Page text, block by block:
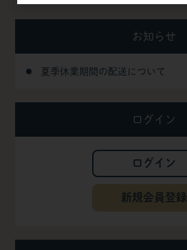
お知らせ
夏季休業期間の配送について
ログイン
ログイン
新規会員登録